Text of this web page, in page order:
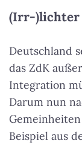
(Irr-)lichter
Deutschland
das ZdK
Integration
Darum nun
Beispiel aus